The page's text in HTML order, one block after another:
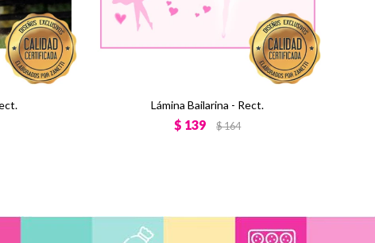
Lámina Bailarina - Rect.
$ 139 $164